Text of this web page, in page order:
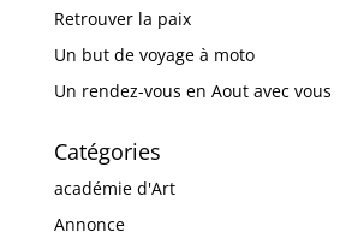
Retrouver la paix
Un but de voyage à moto
Un rendez-vous en Aout avec vous
Catégories
académie d'Art
Annonce